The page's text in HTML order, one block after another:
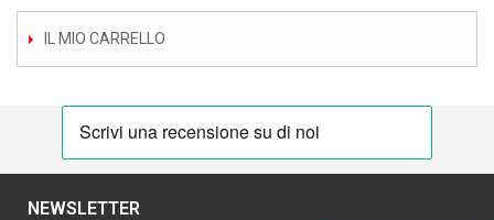
IL MIO CARRELLO
NEWSLETTER